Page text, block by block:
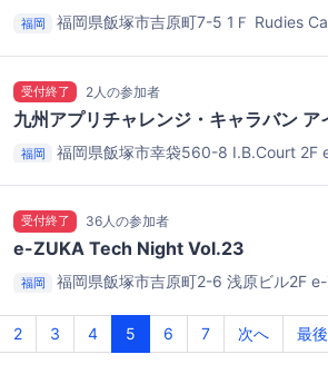
福岡 福岡県飯塚市吉原町7-5 1Ｆ Rudies
受付終了 2人の参加者
九州アプリチャレンジ・キャラバン
福岡 福岡県飯塚市幸袋560-8 I.B.Court 2F
受付終了 36人の参加者
e-ZUKA Tech Night Vol.23
福岡 福岡県飯塚市吉原町2-6 浅原ビル2F
2 3 4 5 6 7 次へ 最後